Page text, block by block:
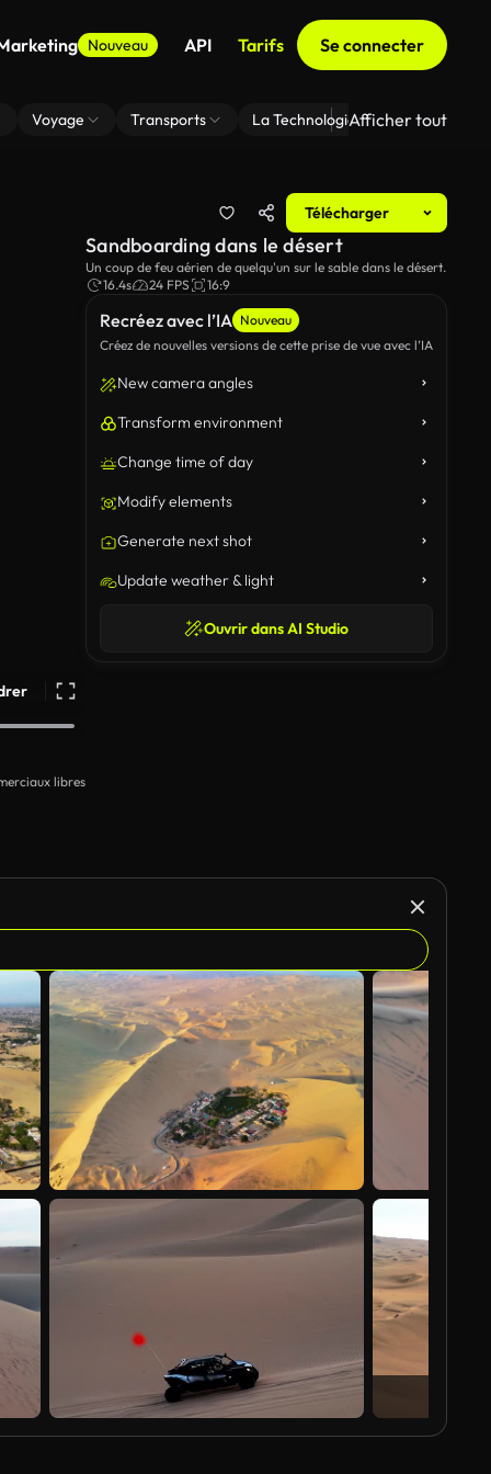
Nouveau API Tarifs Se connecter
Voyage Transports La Technologie Zoom En
Afficher tout
Télécharger
libres
Recréez avec l’IA Nouveau
Créez de nouvelles versions de cette prise de vue avec l’IA
New camera angles
Transform environment
Change time of day
Modify elements
Generate next shot
Update weather & light
Ouvrir dans AI Studio
Sandboarding dans le désert
Un coup de feu aérien de quelqu'un sur le sable dans le désert.
16.4s
24 FPS 16:9